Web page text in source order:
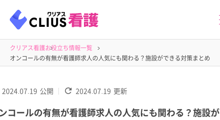
クリアス看護お役立ち情報一覧
オンコールの有無が看護師求人の人気にも関わる？施設ができる対策まとめ
2024.07.19 公開 2024.07.19 更新
コールの有無が看護師求人の人気にも関わる？施設